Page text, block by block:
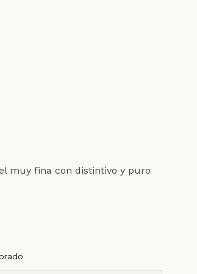
muy fina con distintivo y puro